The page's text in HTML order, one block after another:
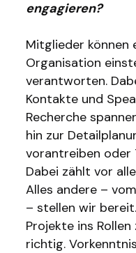
engagieren?
Mitglieder können
Organisation
verantworten.
Kontakte und
Recherche
hin zur
vorantreiben oder
Dabei zählt vor
Alles andere –
– stellen wir
Projekte ins
richtig.